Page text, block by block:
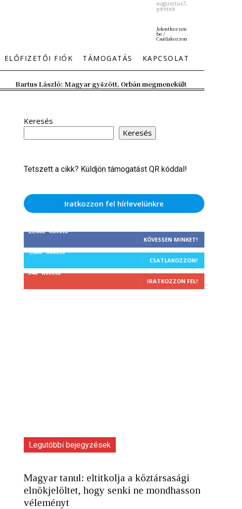
augusztus7,
péntek
Jelentkezzen
be /
Csatlakozzon
ELŐFIZETŐI FIÓK TÁMOGATÁS KAPCSOLAT
Bartus László: Magyar győzött, Orbán megmenekült
Keresés
Keresés
Tetszett a cikk? Küldjön támogatást QR kóddal!
Iratkozzon fel hírlevelünkre
25,000 Követő
KÖVESSEN MINKET!
1,000 Követő
CSATLAKOZZON!
340 Követő
IRATKOZZON FEL!
Legutóbbi bejegyzések
Magyar tanul: eltitkolja a köztársasági
elnökjelöltet, hogy senki ne mondhasson
véleményt